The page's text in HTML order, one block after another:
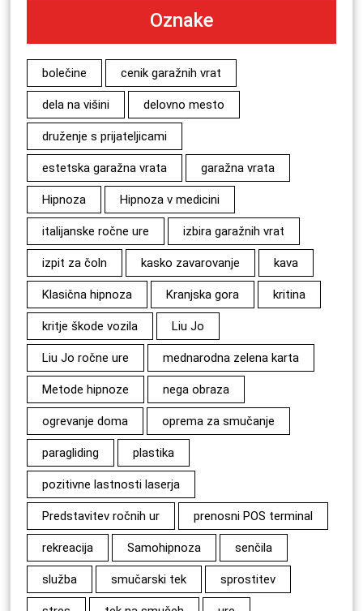
Oznake
bolečine cenik garažnih vrat
dela na višini delovno mesto
druženje s prijateljicami
estetska garažna vrata garažna vrata
Hipnoza Hipnoza v medicini
italijanske ročne ure izbira garažnih vrat
izpit za čoln kasko zavarovanje kava
Klasična hipnoza Kranjska gora kritina
kritje škode vozila Liu Jo
Liu Jo ročne ure mednarodna zelena karta
Metode hipnoze nega obraza
ogrevanje doma oprema za smučanje
paragliding plastika
pozitivne lastnosti laserja
Predstavitev ročnih ur prenosni POS terminal
rekreacija Samohipnoza senčila
služba smučarski tek sprostitev